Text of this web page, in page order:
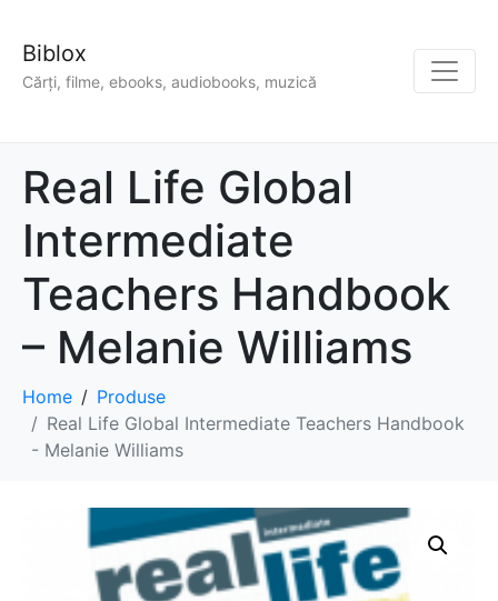
Biblox
Cărți, filme, ebooks, audiobooks, muzică
Real Life Global
Intermediate
Teachers Handbook
– Melanie Williams
Home
Produse
Real Life Global Intermediate Teachers Handbook
- Melanie Williams